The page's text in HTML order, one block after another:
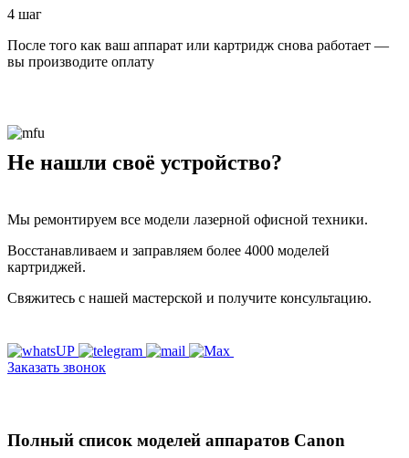
4 шаг
После того как ваш аппарат или картридж снова работает —
вы производите оплату
Не нашли своё устройство?
Мы ремонтируем все модели лазерной офисной техники.
Восстанавливаем и заправляем более 4000 моделей
картриджей.
Свяжитесь с нашей мастерской и получите консультацию.
Заказать звонок
Полный список моделей аппаратов Canon